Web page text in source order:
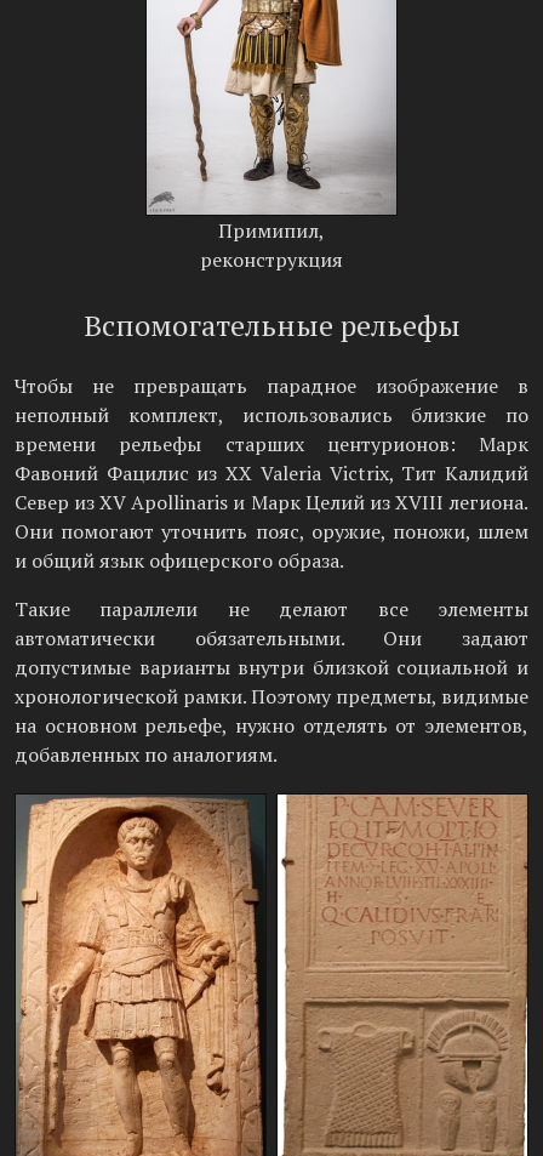
Примипил,
реконструкция
Вспомогательные рельефы
Чтобы не превращать парадное изображение в
неполный комплект, использовались близкие по
времени рельефы старших центурионов: Марк
Фавоний Фацилис из XX Valeria Victrix, Тит Калидий
Север из XV Apollinaris и Марк Целий из XVIII легиона.
Они помогают уточнить пояс, оружие, поножи, шлем
и общий язык офицерского образа.
Такие параллели не делают все элементы
автоматически обязательными. Они задают
допустимые варианты внутри близкой социальной и
хронологической рамки. Поэтому предметы, видимые
на основном рельефе, нужно отделять от элементов,
добавленных по аналогиям.